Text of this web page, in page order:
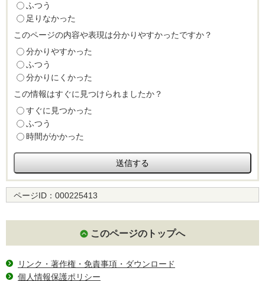
ふつう
足りなかった
このページの内容や表現は分かりやすかったですか？
分かりやすかった
ふつう
分かりにくかった
この情報はすぐに見つけられましたか？
すぐに見つかった
ふつう
時間がかかった
ページID： 000225413
このページのトップへ
リンク・著作権・免責事項・ダウンロード
個人情報保護ポリシー